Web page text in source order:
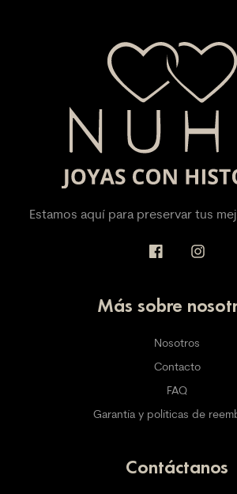
Estamos aquí para preservar tus
Más sobre
Nosotros
Contacto
FAQ
Garantía y políticas de
Contáctanos